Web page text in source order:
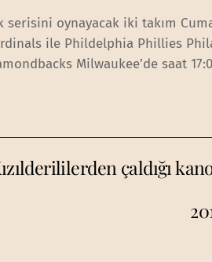
serisini oynayacak iki takım
ile Phildelphia Phillies
Milwaukee’de saat
çaldığı